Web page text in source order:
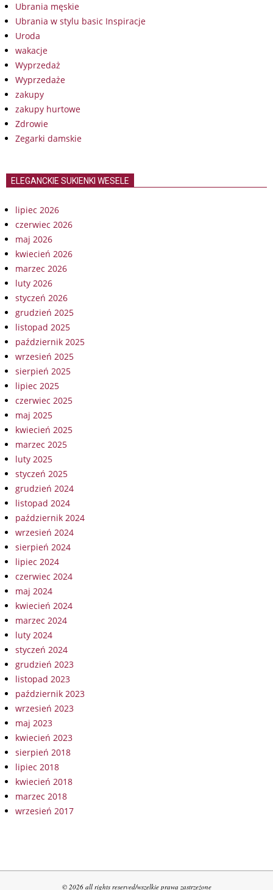
Ubrania męskie
Ubrania w stylu basic Inspiracje
Uroda
wakacje
Wyprzedaż
Wyprzedaże
zakupy
zakupy hurtowe
Zdrowie
Zegarki damskie
ELEGANCKIE SUKIENKI WESELE
lipiec 2026
czerwiec 2026
maj 2026
kwiecień 2026
marzec 2026
luty 2026
styczeń 2026
grudzień 2025
listopad 2025
październik 2025
wrzesień 2025
sierpień 2025
lipiec 2025
czerwiec 2025
maj 2025
kwiecień 2025
marzec 2025
luty 2025
styczeń 2025
grudzień 2024
listopad 2024
październik 2024
wrzesień 2024
sierpień 2024
lipiec 2024
czerwiec 2024
maj 2024
kwiecień 2024
marzec 2024
luty 2024
styczeń 2024
grudzień 2023
listopad 2023
październik 2023
wrzesień 2023
maj 2023
kwiecień 2023
sierpień 2018
lipiec 2018
kwiecień 2018
marzec 2018
wrzesień 2017
© 2026 all rights reserved/wszelkie prawa zastrzeżone